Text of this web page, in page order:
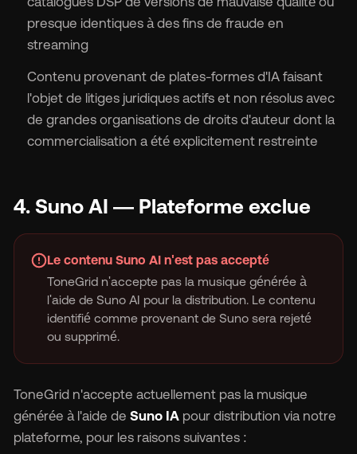
presque identiques à des fins de fraude en
streaming
Contenu provenant de plates-formes d'IA faisant
l'objet de litiges juridiques actifs et non résolus avec
de grandes organisations de droits d'auteur dont la
commercialisation a été explicitement restreinte
4. Suno AI — Plateforme exclue
Le contenu Suno AI n'est pas accepté
ToneGrid n'accepte pas la musique générée à
l'aide de Suno AI pour la distribution. Le contenu
identifié comme provenant de Suno sera rejeté
ou supprimé.
ToneGrid n'accepte actuellement pas la musique
générée à l'aide de Suno IA pour distribution via notre
plateforme, pour les raisons suivantes :